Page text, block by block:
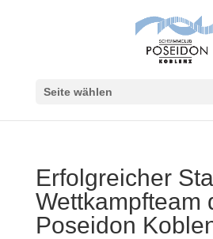
Seite wählen
Erfolgreicher
Wettkampfteam
Poseidon